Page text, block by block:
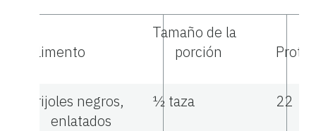
Alimento
Tamaño de la
porción
Frijoles negros,
enlatados
½ taza 22